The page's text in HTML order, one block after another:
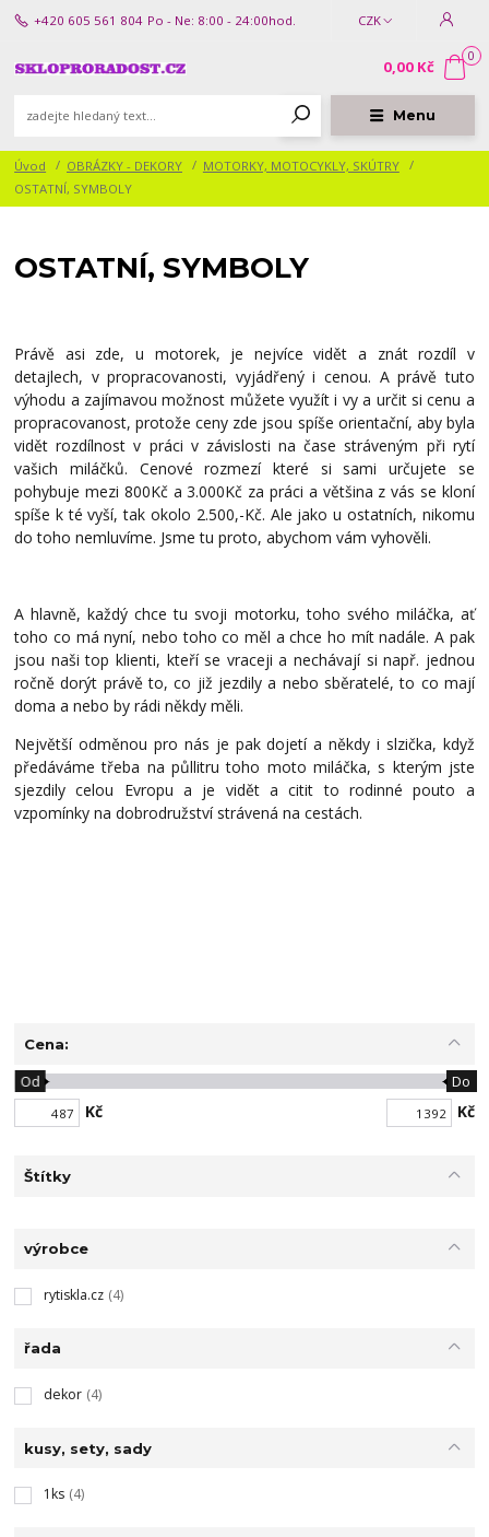
Menu
CZK
+420 605 561 804 Po - Ne: 8:00 - 24:00hod.
0
0,00 Kč
Úvod OBRÁZKY - DEKORY
MOTORKY, MOTOCYKLY, SKÚTRY
OSTATNÍ, SYMBOLY
OSTATNÍ, SYMBOLY
Právě asi zde, u motorek, je nejvíce vidět a znát rozdíl v
detajlech, v propracovanosti, vyjádřený i cenou. A právě tuto
výhodu a zajímavou možnost můžete využít i vy a určit si cenu a
propracovanost, protože ceny zde jsou spíše orientační, aby byla
vidět rozdílnost v práci v závislosti na čase stráveným při rytí
vašich miláčků. Cenové rozmezí které si sami určujete se
pohybuje mezi 800Kč a 3.000Kč za práci a většina z vás se kloní
spíše k té vyší, tak okolo 2.500,-Kč. Ale jako u ostatních, nikomu
do toho nemluvíme. Jsme tu proto, abychom vám vyhověli.
A hlavně, každý chce tu svoji motorku, toho svého miláčka, ať
toho co má nyní, nebo toho co měl a chce ho mít nadále. A pak
jsou naši top klienti, kteří se vraceji a nechávají si např. jednou
ročně dorýt právě to, co již jezdily a nebo sběratelé, to co mají
doma a nebo by rádi někdy měli.
Největší odměnou pro nás je pak dojetí a někdy i slzička, když
předáváme třeba na půllitru toho moto miláčka, s kterým jste
sjezdily celou Evropu a je vidět a citit to rodinné pouto a
vzpomínky na dobrodružství strávená na cestách.
Cena:
Kč
Od Do
Kč
Štítky
výrobce
rytiskla.cz (4)
řada
dekor (4)
kusy, sety, sady
1ks (4)